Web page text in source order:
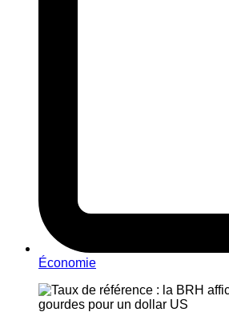
Économie